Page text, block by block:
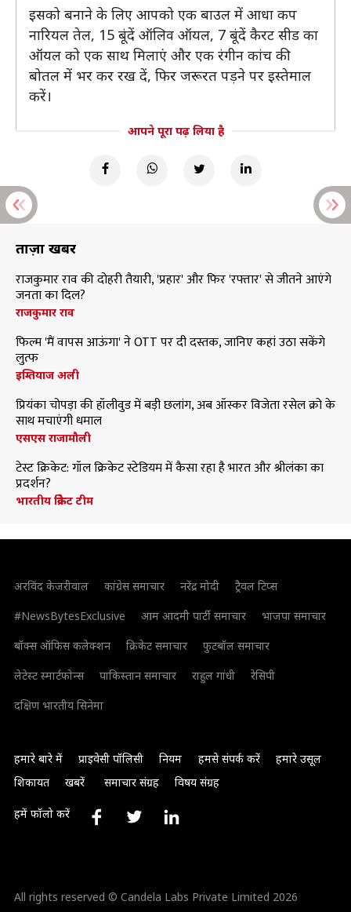
इसको बनाने के लिए आपको एक बाउल में आधा कप
नारियल तेल, 15 बूंदें ऑलिव ऑयल, 7 बूंदें कैरट सीड का
ऑयल को एक साथ मिलाएं और एक रंगीन कांच की
बोतल में भर कर रख दें, फिर जरूरत पड़ने पर इस्तेमाल
करें।
आपने पूरा पढ़ लिया है
ताज़ा खबरें
राजकुमार राव की दोहरी तैयारी, 'प्रहार' और फिर 'रफ्तार' से जीतने आएंगे
जनता का दिल?
राजकुमार राव
फिल्म 'मैं वापस आऊंगा' ने OTT पर दी दस्तक, जानिए कहां उठा सकेंगे
लुत्फ
इम्तियाज अली
प्रियंका चोपड़ा की हॉलीवुड में बड़ी छलांग, अब ऑस्कर विजेता रसेल क्रो के
साथ मचाएंगी धमाल
एसएस राजामौली
टेस्ट क्रिकेट: गॉल क्रिकेट स्टेडियम में कैसा रहा है भारत और श्रीलंका का
प्रदर्शन?
भारतीय क्रिकेट टीम
अरविंद केजरीवाल कांग्रेस समाचार नरेंद्र मोदी
ट्रैवल टिप्स
#NewsBytesExclusive
आम आदमी पार्टी समाचार
भाजपा समाचार
बॉक्स ऑफिस कलेक्शन
क्रिकेट समाचार
फुटबॉल समाचार
लेटेस्ट स्मार्टफोन्स
पाकिस्तान समाचार राहुल गांधी
रेसिपी
दक्षिण भारतीय सिनेमा
हमारे बारे में प्राइवेसी पॉलिसी नियम हमसे संपर्क करें
हमारे उसूल
शिकायत
खबरें समाचार संग्रह विषय संग्रह
हमें फॉलो करें
All rights reserved © Candela Labs Private Limited 2026